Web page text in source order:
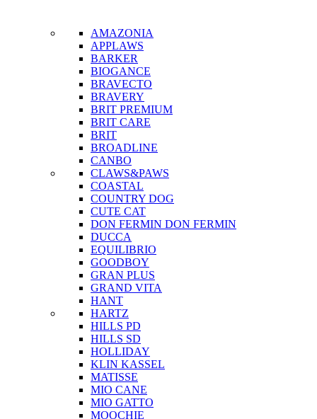
AMAZONIA
APPLAWS
BARKER
BIOGANCE
BRAVECTO
BRAVERY
BRIT PREMIUM
BRIT CARE
BRIT
BROADLINE
CANBO
CLAWS&PAWS
COASTAL
COUNTRY DOG
CUTE CAT
DON FERMIN DON FERMIN
DUCCA
EQUILIBRIO
GOODBOY
GRAN PLUS
GRAND VITA
HANT
HARTZ
HILLS PD
HILLS SD
HOLLIDAY
KLIN KASSEL
MATISSE
MIO CANE
MIO GATTO
MOOCHIE